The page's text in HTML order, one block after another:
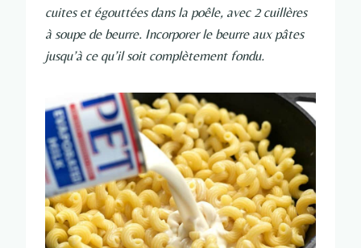
cuites et égouttées dans la poêle, avec 2 cuillères
à soupe de beurre. Incorporer le beurre aux pâtes
jusqu’à ce qu’il soit complètement fondu.